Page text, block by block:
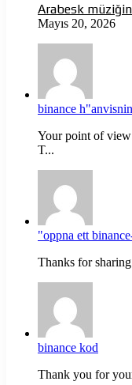
Arabesk
Mayıs 20, 2026
binance
Your point of view
T...
"oppna ett
Thanks for
binance kod
Thank you for